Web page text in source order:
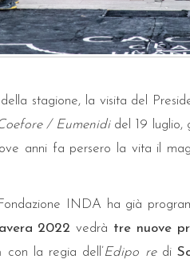
stagione, la visita del
/ Eumenididel 19 luglio,
anni fa persero la vita il
INDA ha già
2022 vedrà tre nuove
con la regia dell’Edipo redi